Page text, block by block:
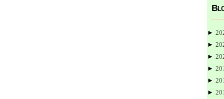
►
►
►
►
►
►